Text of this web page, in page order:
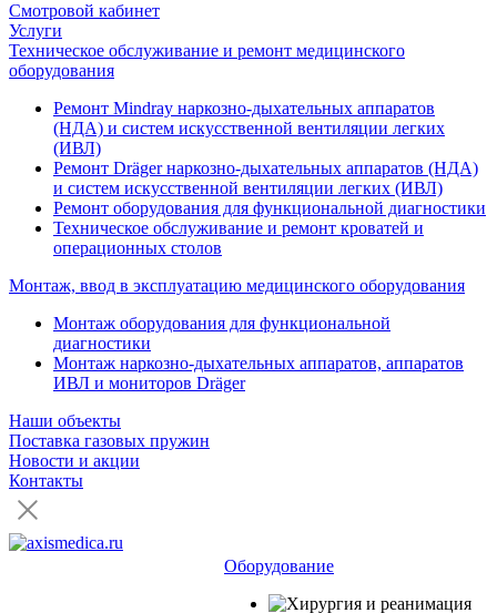
Смотровой кабинет
Услуги
Техническое обслуживание и ремонт медицинского
оборудования
Ремонт Mindray наркозно-дыхательных аппаратов
(НДА) и систем искусственной вентиляции легких
(ИВЛ)
Ремонт Dräger наркозно-дыхательных аппаратов (НДА)
и систем искусственной вентиляции легких (ИВЛ)
Ремонт оборудования для функциональной диагностики
Техническое обслуживание и ремонт кроватей и
операционных столов
Монтаж, ввод в эксплуатацию медицинского оборудования
Монтаж оборудования для функциональной
диагностики
Монтаж наркозно-дыхательных аппаратов, аппаратов
ИВЛ и мониторов Dräger
Наши объекты
Поставка газовых пружин
Новости и акции
Контакты
Оборудование